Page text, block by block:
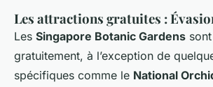
Les attractions gratuites :
Les Singapore Botanic Gardens
gratuitement, à l’exception de
spécifiques comme le National